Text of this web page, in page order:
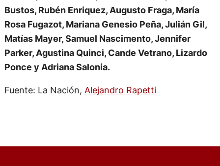
Bustos, Rubén Enriquez, Augusto Fraga, María
Rosa Fugazot, Mariana Genesio Peña, Julián Gil,
Matías Mayer, Samuel Nascimento, Jennifer
Parker, Agustina Quinci, Cande Vetrano, Lizardo
Ponce y Adriana Salonia.
Fuente: La Nación, Alejandro Rapetti